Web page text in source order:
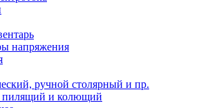
напряжения
ручной столярный и пр.
пилящий и колющий